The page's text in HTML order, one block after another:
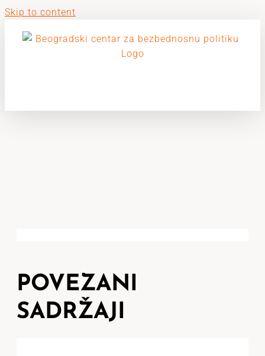
Skip to content
POVEZANI
SADRŽAJI